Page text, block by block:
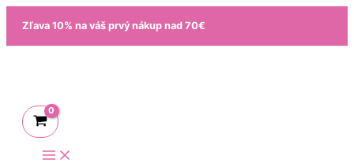
Preskočiť
obsah
Zľava 10% na váš prvý nákup nad 70€
množstvo
PRINCE
POUCH